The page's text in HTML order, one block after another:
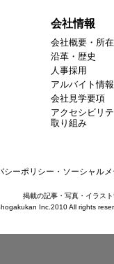
会社情報
会社概要・所
沿革・歴史
人事採用
アルバイト情報
会社見学要項
アクセシビリ
取り組み
シーポリシー・ソーシャル
掲載の記事・写真・イラス
Inc.2010 All rights